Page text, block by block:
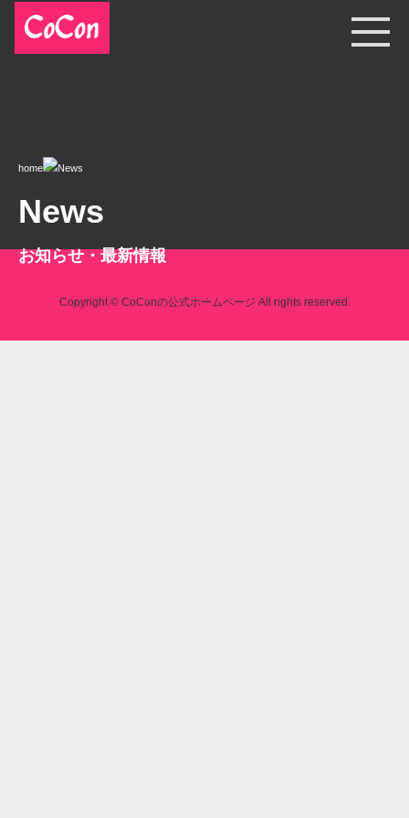
home News
News
お知らせ・最新情報
Copyright © CoConの公式ホームページ All rights reserved.